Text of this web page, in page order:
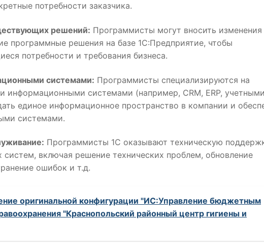
потребности заказчика.
решений: Программисты могут вносить изменения
программные решения на базе 1С:Предприятие, чтобы
потребности и требования бизнеса.
системами: Программисты специализируются на
информационными системами (например, CRM, ERP,
единое информационное пространство в компании и
системами.
Программисты 1С оказывают техническую
включая решение технических проблем, обновление
ошибок и т.д.
оригинальной конфигурации "ИС:Управление бюджетным
"Краснопольский районный центр гигиены и